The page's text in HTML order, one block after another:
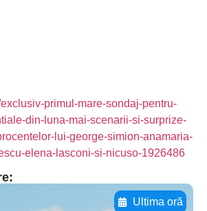
primul-mare-sondaj-pentru-
din-luna-mai-scenarii-si-surprize-
lui-george-simion-anamaria-
elena-lasconi-si-nicuso-1926486
Ultima oră